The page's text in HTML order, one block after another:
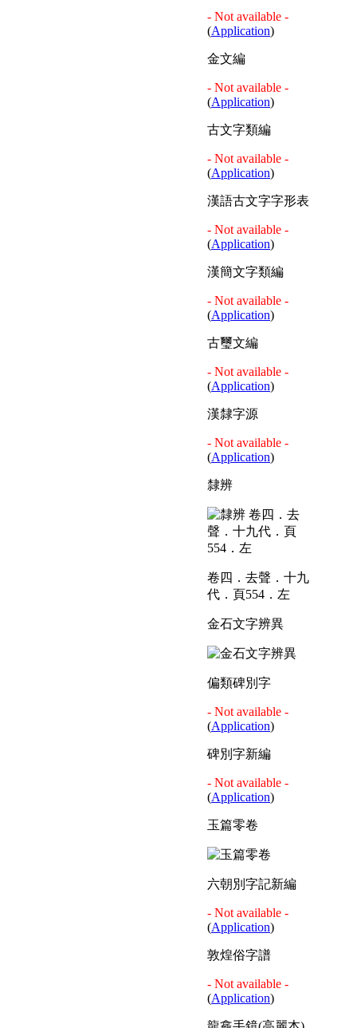
- Not available -
(Application)
金文編
- Not available -
(Application)
古文字類編
- Not available -
(Application)
漢語古文字字形表
- Not available -
(Application)
漢簡文字類編
- Not available -
(Application)
古璽文編
- Not available -
(Application)
漢隸字源
- Not available -
(Application)
隸辨
卷四．去聲．十九
代．頁554．左
金石文字辨異
偏類碑別字
- Not available -
(Application)
碑別字新編
- Not available -
(Application)
玉篇零卷
六朝別字記新編
- Not available -
(Application)
敦煌俗字譜
- Not available -
(Application)